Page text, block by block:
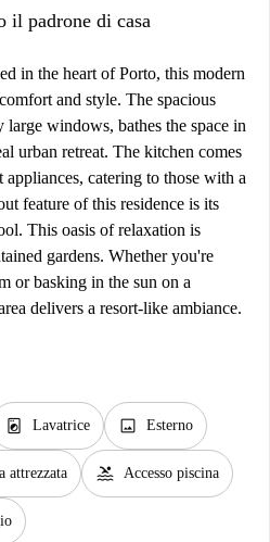
il padrone di casa
in the heart of Porto, this modern
and style. The spacious
windows, bathes the space in
urban retreat. The kitchen comes
catering to those with a
feature of this residence is its
This oasis of relaxation is
gardens. Whether you're
or basking in the sun on a
delivers a resort-like ambiance.
local_laundry_service Lavatrice image Esterno
attrezzata pool Accesso piscina